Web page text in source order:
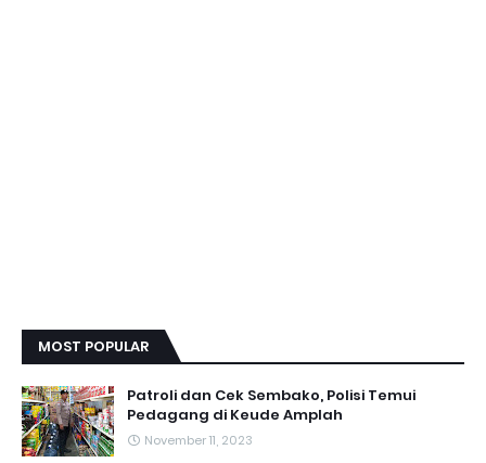
MOST POPULAR
Patroli dan Cek Sembako, Polisi Temui
Pedagang di Keude Amplah
November 11, 2023